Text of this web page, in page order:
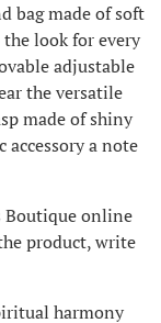
bag made of soft
look for every
adjustable
the versatile
made of shiny
a note
Boutique online
product, write
harmony